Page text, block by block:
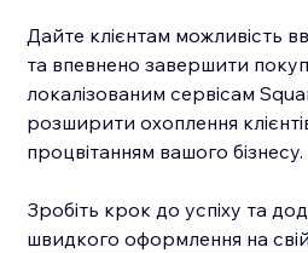
Дайте клієнтам можливість
та впевнено завершити
локалізованим сервісам
розширити охоплення
процвітанням вашого бізнесу.
Зробіть крок до успіху та
швидкого оформлення на